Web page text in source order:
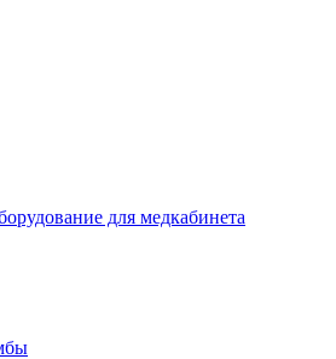
для медкабинета